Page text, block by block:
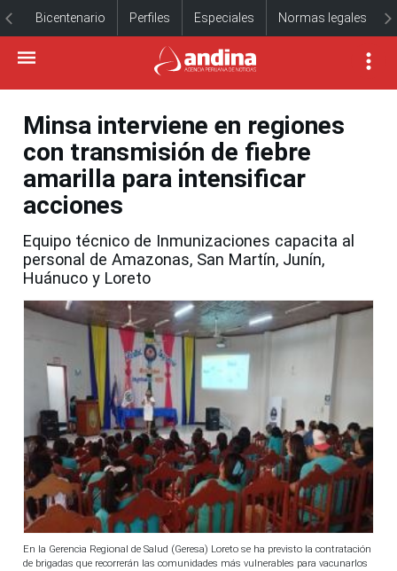
Bicentenario Perfiles Especiales Normas legales
Minsa interviene en regiones
con transmisión de fiebre
amarilla para intensificar
acciones
Equipo técnico de Inmunizaciones capacita al
personal de Amazonas, San Martín, Junín,
Huánuco y Loreto
En la Gerencia Regional de Salud (Geresa) Loreto se ha previsto la contratación
de brigadas que recorrerán las comunidades más vulnerables para vacunarlos